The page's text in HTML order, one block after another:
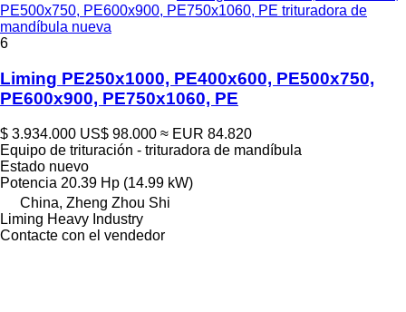
PE500x750, PE600x900, PE750x1060, PE trituradora de
mandíbula nueva
6
Liming PE250x1000, PE400x600, PE500x750,
PE600x900, PE750x1060, PE
$ 3.934.000 US$ 98.000 ≈ EUR 84.820
Equipo de trituración - trituradora de mandíbula
Estado nuevo
Potencia 20.39 Hp (14.99 kW)
China, Zheng Zhou Shi
Liming Heavy Industry
Contacte con el vendedor